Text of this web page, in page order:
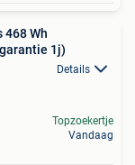
468 Wh
1j)
Details
Topzoekertje
Vandaag